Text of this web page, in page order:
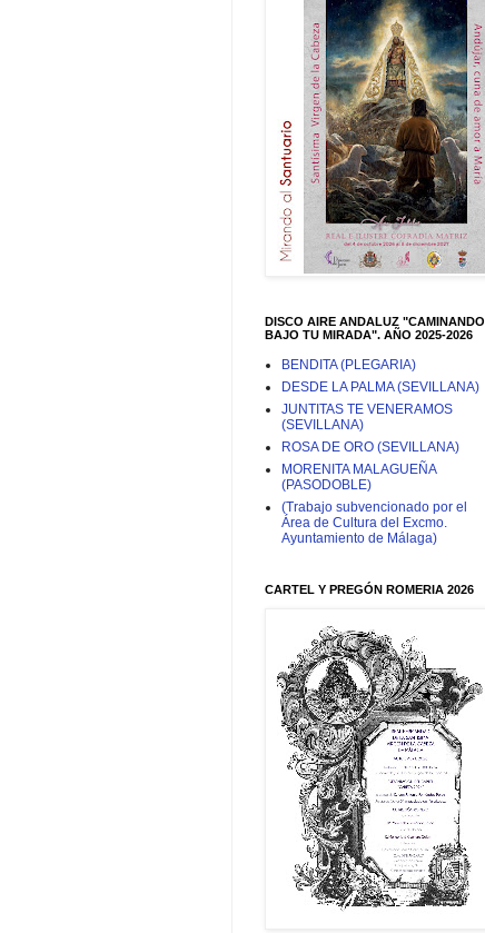
DISCO AIRE ANDALUZ "CAMINANDO
BAJO TU MIRADA". AÑO 2025-2026
BENDITA (PLEGARIA)
DESDE LA PALMA (SEVILLANA)
JUNTITAS TE VENERAMOS
(SEVILLANA)
ROSA DE ORO (SEVILLANA)
MORENITA MALAGUEÑA
(PASODOBLE)
(Trabajo subvencionado por el
Área de Cultura del Excmo.
Ayuntamiento de Málaga)
CARTEL Y PREGÓN ROMERIA 2026